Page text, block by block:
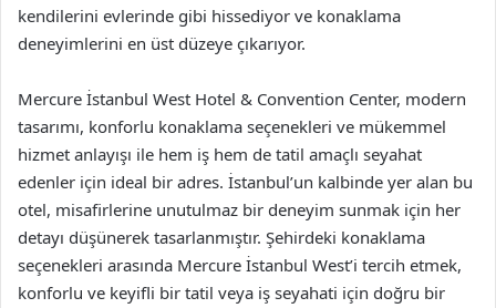
kendilerini evlerinde gibi hissediyor ve konaklama
deneyimlerini en üst düzeye çıkarıyor.
Mercure İstanbul West Hotel & Convention Center, modern
tasarımı, konforlu konaklama seçenekleri ve mükemmel
hizmet anlayışı ile hem iş hem de tatil amaçlı seyahat
edenler için ideal bir adres. İstanbul’un kalbinde yer alan bu
otel, misafirlerine unutulmaz bir deneyim sunmak için her
detayı düşünerek tasarlanmıştır. Şehirdeki konaklama
seçenekleri arasında Mercure İstanbul West’i tercih etmek,
konforlu ve keyifli bir tatil veya iş seyahati için doğru bir